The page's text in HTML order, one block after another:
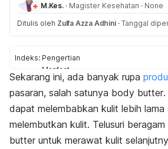
M.Kes. · Magister Kesehatan · None
Ditulis oleh Zulfa Azza Adhini · Tanggal
Indeks: Pengertian
Manfaat
Cara menggunakan
Sekarang ini, ada banyak rupa
pasaran, salah satunya body butter
dapat melembabkan kulit lebih lama
melembutkan kulit. Telusuri
butter untuk merawat kulit